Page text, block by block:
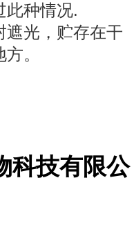
此种情况.
遮光，贮存在干
。
科技有限公